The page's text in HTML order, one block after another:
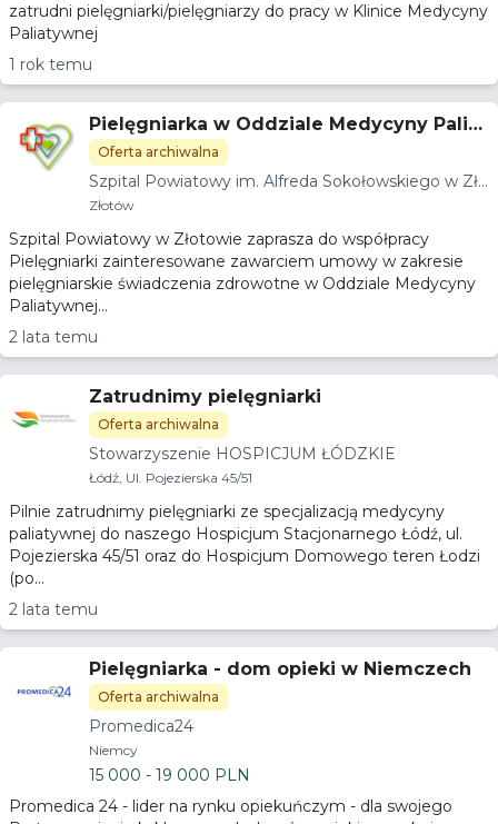
zatrudni pielęgniarki/pielęgniarzy do pracy w Klinice Medycyny
Paliatywnej
1 rok temu
Pielęgniarka w Oddziale Medycyny Paliat
ywnej (OMP) i Zakładzie Opiekuńczo Lec
zniczym (ZOL)
Oferta archiwalna
Szpital Powiatowy im. Alfreda Sokołowskiego w Zło
towie
Złotów
Szpital Powiatowy w Złotowie zaprasza do współpracy
Pielęgniarki zainteresowane zawarciem umowy w zakresie
pielęgniarskie świadczenia zdrowotne w Oddziale Medycyny
Paliatywnej...
2 lata temu
Zatrudnimy pielęgniarki
Oferta archiwalna
Stowarzyszenie HOSPICJUM ŁÓDZKIE
Łódź, Ul. Pojezierska 45/51
Pilnie zatrudnimy pielęgniarki ze specjalizacją medycyny
paliatywnej do naszego Hospicjum Stacjonarnego Łódź, ul.
Pojezierska 45/51 oraz do Hospicjum Domowego teren Łodzi
(po...
2 lata temu
Pielęgniarka - dom opieki w Niemczech
Oferta archiwalna
Promedica24
Niemcy
15 000 - 19 000 PLN
Promedica 24 - lider na rynku opiekuńczym - dla swojego